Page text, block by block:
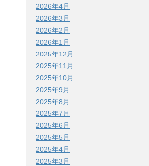
2026年4月
2026年3月
2026年2月
2026年1月
2025年12月
2025年11月
2025年10月
2025年9月
2025年8月
2025年7月
2025年6月
2025年5月
2025年4月
2025年3月